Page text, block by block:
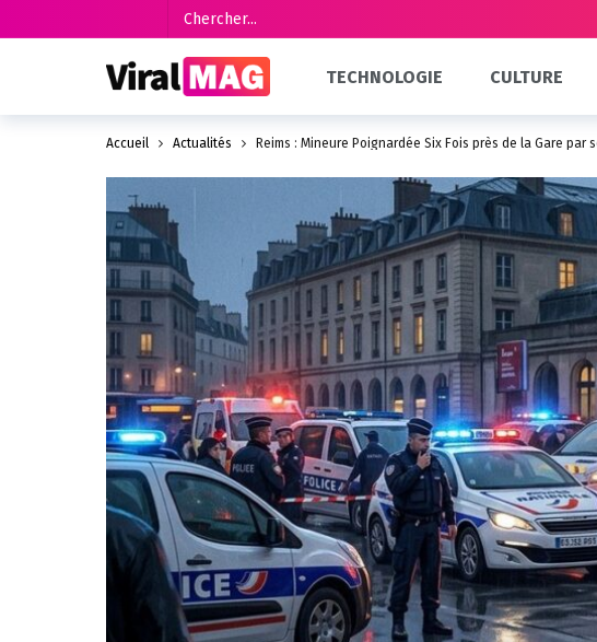
TECHNOLOGIE CULTURE
Accueil Actualités Reims : Mineure Poignardée Six Fois près de la Gare par